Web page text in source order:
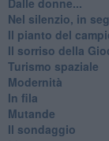
Nel silenzio, in
Il pianto del
Il sorriso della
Turismo spaziale
Modernità
In fila
Mutande
Il sondaggio